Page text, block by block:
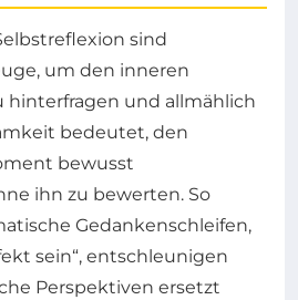
sind
um den inneren
hinterfragen und allmählich
bedeutet, den
bewusst
ihn zu bewerten. So
Gedankenschleifen,
sein“, entschleunigen
Perspektiven ersetzt